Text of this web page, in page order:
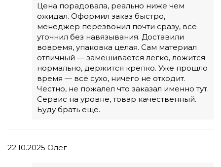
Цена порадовала, реально ниже чем
ожидал. Оформил заказ быстро,
менеджер перезвонил почти сразу, всё
уточнил без навязывания. Доставили
вовремя, упаковка целая. Сам материал
отличный — замешивается легко, ложится
нормально, держится крепко. Уже прошло
время — всё сухо, ничего не отходит.
Честно, не пожалел что заказал именно тут.
Сервис на уровне, товар качественный.
Буду брать ещё.
22.10.2025 Олег